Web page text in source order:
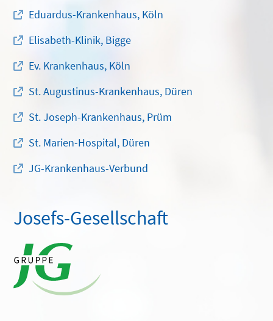
Eduardus-Krankenhaus, Köln
Elisabeth-Klinik, Bigge
Ev. Krankenhaus, Köln
St. Augustinus-Krankenhaus, Düren
St. Joseph-Krankenhaus, Prüm
St. Marien-Hospital, Düren
JG-Krankenhaus-Verbund
Josefs-Gesellschaft